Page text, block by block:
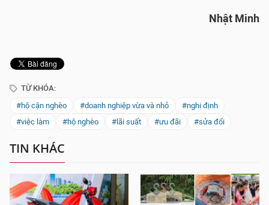
Nhật Minh
TỪ KHÓA:
#hộ cận nghèo
#doanh nghiệp vừa và nhỏ
#nghị định
#việc làm
#hộ nghèo #lãi suất #ưu đãi #sửa đổi
TIN KHÁC